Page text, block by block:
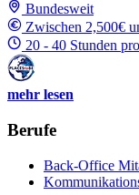
Bundesweit
Zwischen 2,500€
20 - 40 Stunden
mehr lesen
Berufe
Back-Office